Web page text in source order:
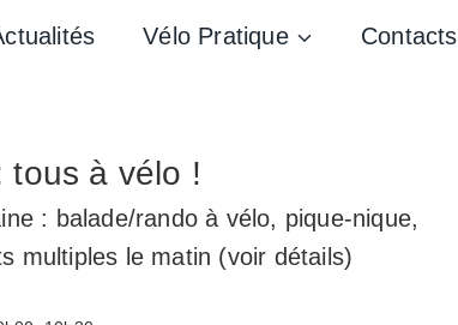
Vélo Pratique Contacts
tous à vélo !
: balade/rando à vélo, pique-nique,
multiples le matin (voir détails)